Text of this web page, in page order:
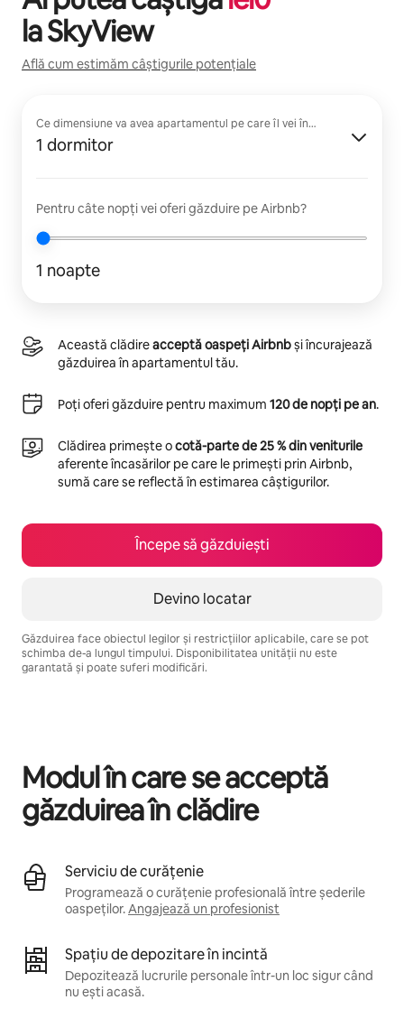
laSkyView
Află cum estimăm câștigurile potențiale
Ce dimensiune va avea apartamentul pe care îl vei închiria?
1 dormitor
Pentru câte nopți vei oferi găzduire pe Airbnb?
1 noapte
Această clădireacceptă oaspeți Airbnbși încurajează
găzduirea în apartamentul tău.
Poți oferi găzduire pentru maximum 120 de nopți pe an.
Clădirea primește ocotă-parte de 25 % din veniturile
aferente încasărilor pe care le primești prin Airbnb,
sumă care se reflectă în estimarea câștigurilor.
Începe să găzduiești
Devino locatar
Găzduirea face obiectul legilor și restricțiilor aplicabile, care se pot
schimba de-a lungul timpului. Disponibilitatea unității nu este
garantată și poate suferi modificări.
Modul în care se acceptă
găzduirea în clădire
Serviciu de curățenie
Programează o curățenie profesională între șederile
oaspeților.Angajează un profesionist
Spațiu de depozitare în incintă
Depozitează lucrurile personale într-un loc sigur când
nu ești acasă.